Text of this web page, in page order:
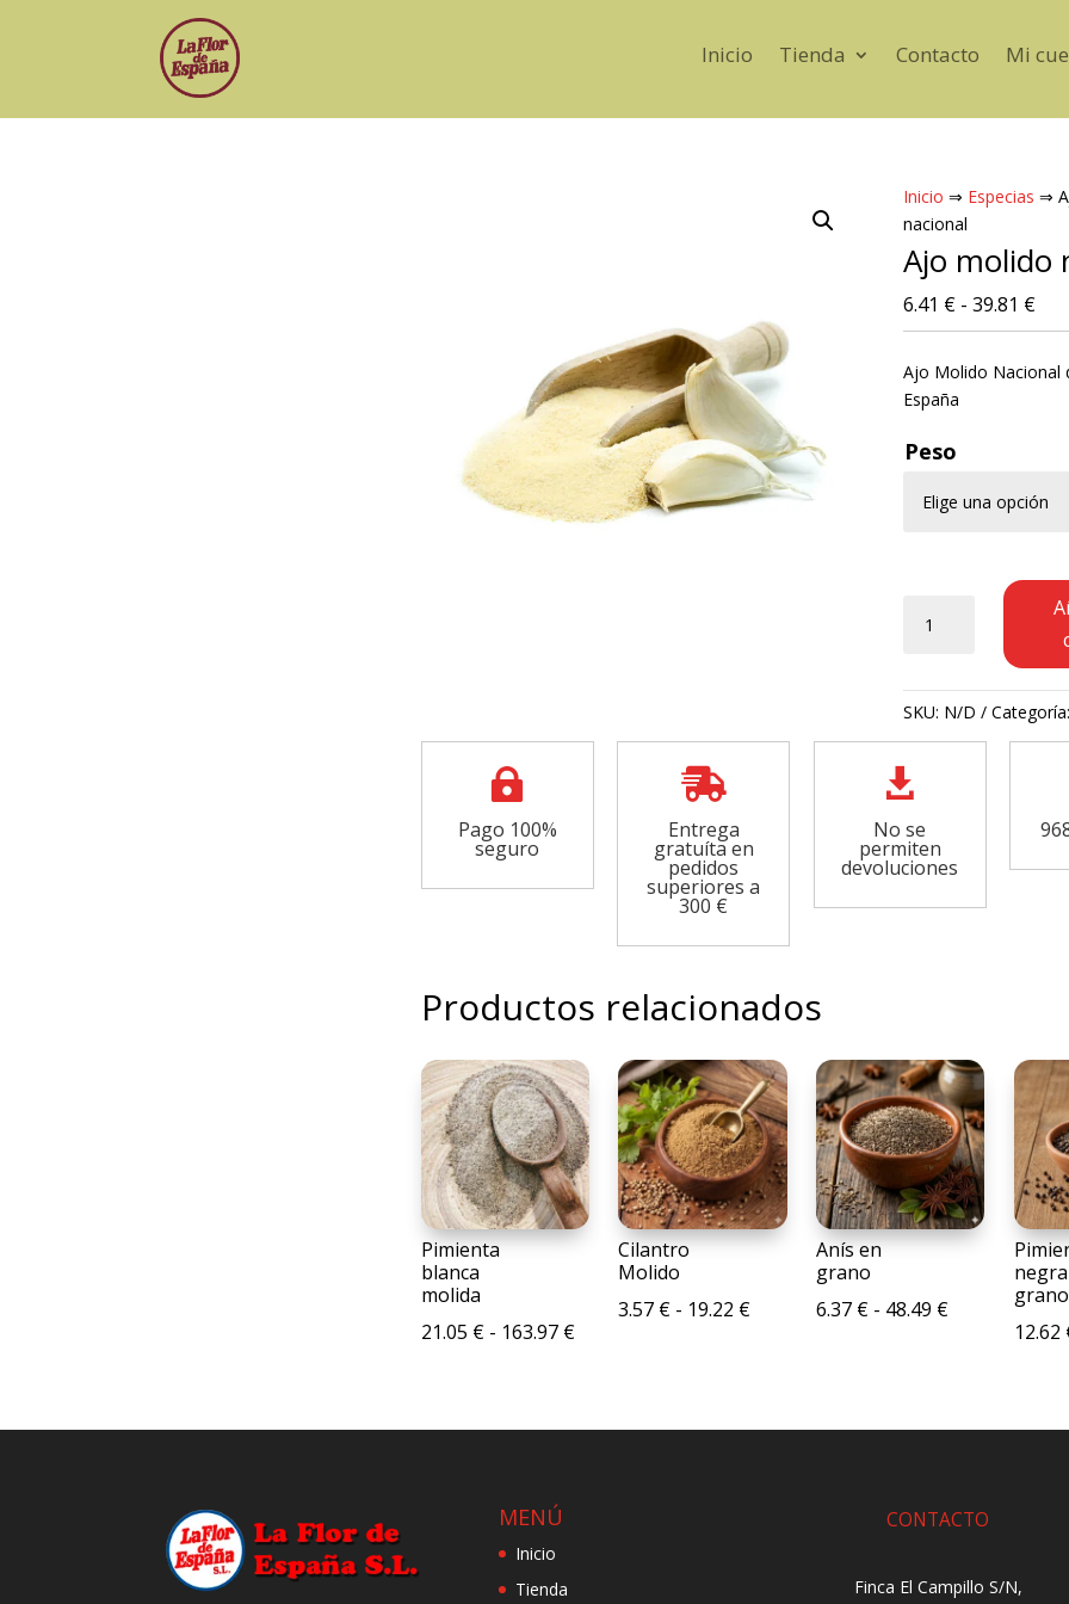
Inicio Tienda Contacto Mi
Inicio ⇒ Especias ⇒
nacional
Ajo molido
6.41 € - 39.81 €
de
Ajo Molido Nacional
España
Peso
molido
cantidad
SKU: N/D Categoría:

Pago 100%
seguro

Entrega
gratuíta en
pedidos
superiores a
300 €

No se
permiten
devoluciones
Productos relacionados
Pimienta
blanca
molida
21.05 € - 163.97 €Rango
desde
Cilantro
Molido
3.57 € - 19.22 €Rango
3.57 €
Anís en
grano
6.37 € - 48.49 €Rango
6.37 €
negra
grano
12.62
MENÚ
Inicio
Tienda
CONTACTO
Finca El Campillo S/N,